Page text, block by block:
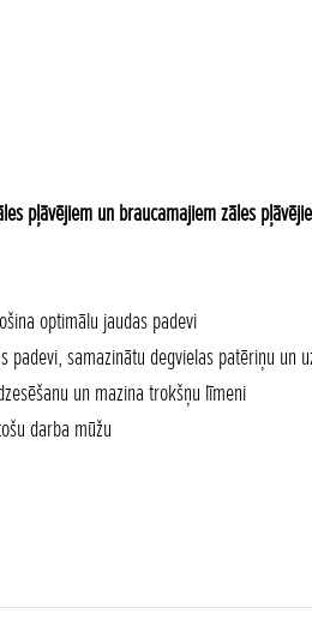
pļāvējiem un braucamajiem zāles
optimālu jaudas padevi
samazinātu degvielas patēriņu
un mazina trokšņu līmeni
darba mūžu